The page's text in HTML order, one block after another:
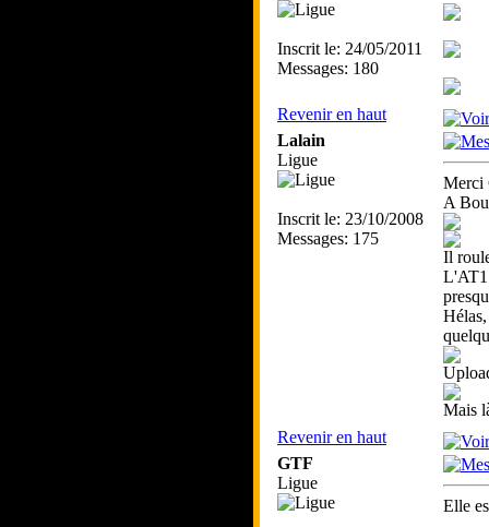
Inscrit le: 24/05/2011
Messages: 180
Revenir en haut
Lalain
Ligue
Inscrit le: 23/10/2008
Messages: 175
Merci
A
Il
L'AT1
Mais
Revenir en haut
GTF
Ligue
Elle